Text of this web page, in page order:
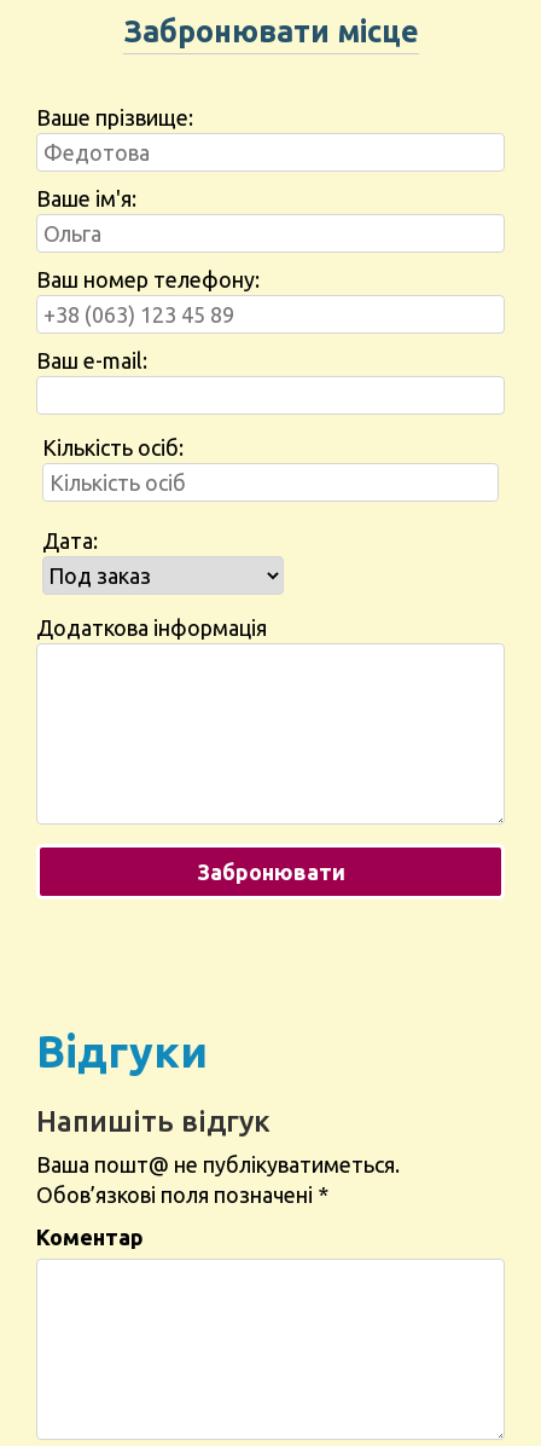
Забронювати місце
Ваше прізвище:
Ваше ім'я:
Ваш номер телефону:
Ваш e-mail:
Кількість осіб:
Дата:
Додаткова інформація
Відгуки
Напишіть відгук
Ваша пошт@ не публікуватиметься.
Обов’язкові поля позначені *
Коментар